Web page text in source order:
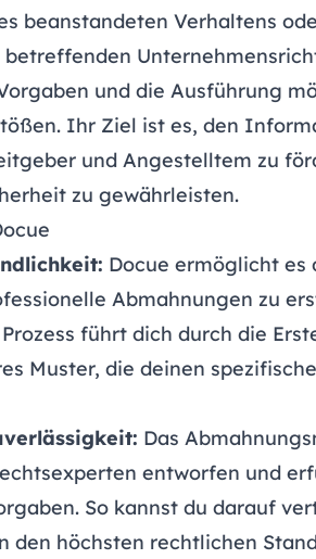
beanstandeten Verhaltens
betreffenden
und die Ausführung
Ihr Ziel ist es, den
und Angestelltem zu
zu gewährleisten.
Docue ermöglicht es
Abmahnungen zu
führt dich durch die
Muster, die deinen
Das
entworfen und
So kannst du darauf
den höchsten rechtlichen